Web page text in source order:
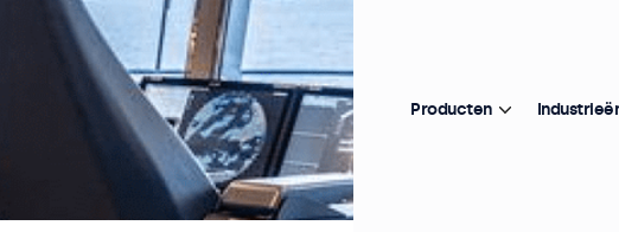
Producten